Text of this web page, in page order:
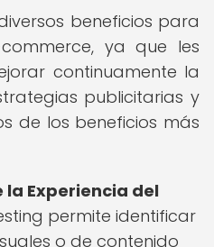
beneficios para
ya que les
continuamente la
publicitarias y
de los beneficios más
Experiencia del
permite identificar
o de contenido